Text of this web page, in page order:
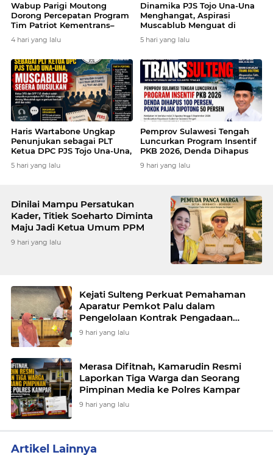
Wabup Parigi Moutong
Dorong Percepatan Program
Tim Patriot Kementrans–
Potensi Daerah
4 hari yang lalu
Dinamika PJS Tojo Una-Una
Menghangat, Aspirasi
Muscablub Menguat di
Penunjukan Plt Ketua
5 hari yang lalu
Haris Wartabone Ungkap
Penunjukan sebagai PLT
Ketua DPC PJS Tojo Una-Una,
5 hari yang lalu
Pemprov Sulawesi Tengah
Luncurkan Program Insentif
PKB 2026, Denda Dihapus
Dipotong 50 Persen
9 hari yang lalu
Dinilai Mampu Persatukan
Kader, Titiek Soeharto Diminta
Maju Jadi Ketua Umum PPM
9 hari yang lalu
Kejati Sulteng Perkuat Pemahaman
Aparatur Pemkot Palu dalam
Pengelolaan Kontrak Pengadaan
Barang dan Jasa
9 hari yang lalu
Merasa Difitnah, Kamarudin Resmi
Laporkan Tiga Warga dan Seorang
Pimpinan Media ke Polres Kampar
9 hari yang lalu
Artikel Lainnya